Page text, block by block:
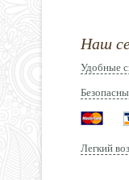
Наш
Удобные
Легкий